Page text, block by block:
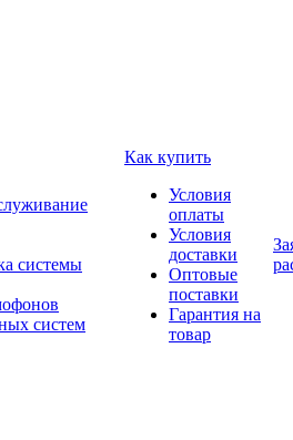
системы
систем
Как купить
Условия
оплаты
Условия
доставки
Оптовые
поставки
Гарантия на
товар